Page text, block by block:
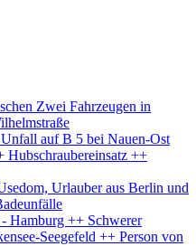
Zwei Fahrzeugen in
auf B 5 bei Nauen-Ost
++
Urlauber aus Berlin und
Hamburg ++ Schwerer
Seegefeld ++ Person von